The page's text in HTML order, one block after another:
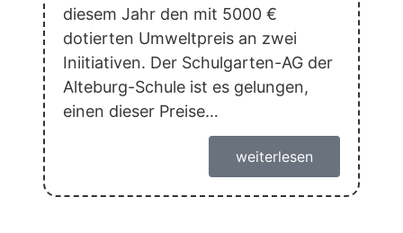
diesem Jahr den mit 5000 €
dotierten Umweltpreis an zwei
Iniitiativen. Der Schulgarten-AG der
Alteburg-Schule ist es gelungen,
einen dieser Preise…
weiterlesen